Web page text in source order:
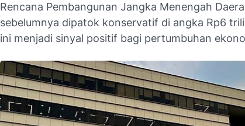
Rencana Pembangunan Jangka Menengah
sebelumnya dipatok konservatif di angka Rp6
ini menjadi sinyal positif bagi pertumbuhan